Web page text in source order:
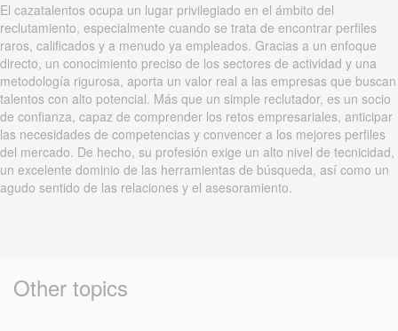
El cazatalentos ocupa un lugar privilegiado en el ámbito del
reclutamiento, especialmente cuando se trata de encontrar perfiles
raros, calificados y a menudo ya empleados. Gracias a un enfoque
directo, un conocimiento preciso de los sectores de actividad y una
metodología rigurosa, aporta un valor real a las empresas que buscan
talentos con alto potencial. Más que un simple reclutador, es un socio
de confianza, capaz de comprender los retos empresariales, anticipar
las necesidades de competencias y convencer a los mejores perfiles
del mercado. De hecho, su profesión exige un alto nivel de tecnicidad,
un excelente dominio de las herramientas de búsqueda, así como un
agudo sentido de las relaciones y el asesoramiento.
Other topics